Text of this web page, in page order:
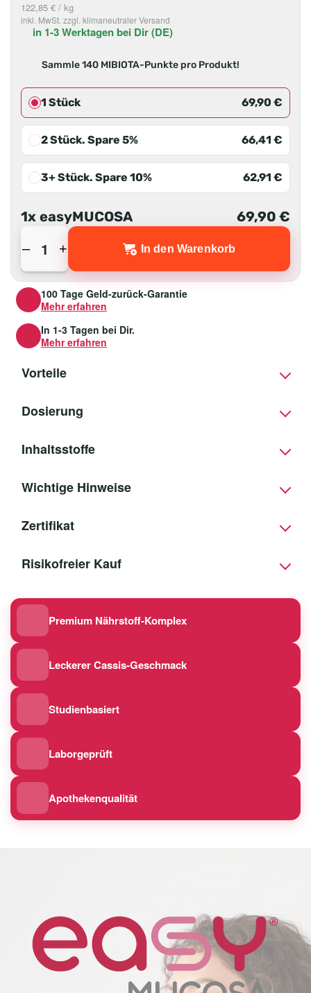
122,85 € / kg
inkl. MwSt. zzgl. klimaneutraler Versand
in 1-3 Werktagen bei Dir (DE)
Sammle 140 MIBIOTA-Punkte pro Produkt!
1 Stück 69,90 €
2 Stück. Spare 5% 66,41 €
3+ Stück. Spare 10% 62,91 €
1x easyMUCOSA 69,90 €
– easyMUCOSA Menge
+ In den Warenkorb
100 Tage Geld-zurück-Garantie
Mehr erfahren
In 1-3 Tagen bei Dir.
Mehr erfahren
Vorteile
Dosierung
Inhaltsstoffe
Wichtige Hinweise
Zertifikat
Risikofreier Kauf
Premium Nährstoff-Komplex
Leckerer Cassis-Geschmack
Studienbasiert
Laborgeprüft
Apothekenqualität